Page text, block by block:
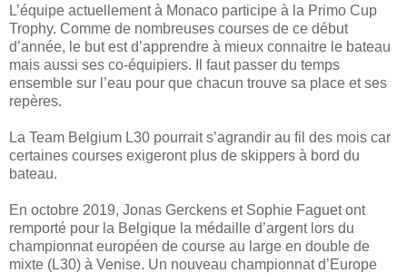
L’équipe actuellement à Monaco participe à la Primo Cup
Trophy. Comme de nombreuses courses de ce début
d’année, le but est d’apprendre à mieux connaitre le bateau
mais aussi ses co-équipiers. Il faut passer du temps
ensemble sur l’eau pour que chacun trouve sa place et ses
repères.
La Team Belgium L30 pourrait s’agrandir au fil des mois car
certaines courses exigeront plus de skippers à bord du
bateau.
En octobre 2019, Jonas Gerckens et Sophie Faguet ont
remporté pour la Belgique la médaille d’argent lors du
championnat européen de course au large en double de
mixte (L30) à Venise. Un nouveau championnat d’Europe